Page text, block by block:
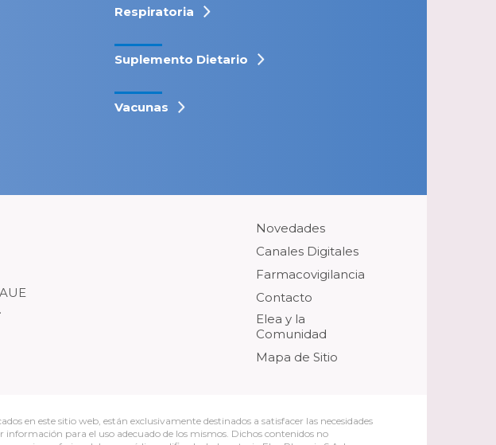
Respiratoria
Suplemento Dietario
Vacunas
Novedades
Canales Digitales
Farmacovigilancia
Contacto
Elea y la
Comunidad
Mapa de Sitio
en este sitio web, están exclusivamente destinados a satisfacer las necesidades
para el uso adecuado de los mismos. Dichos contenidos no